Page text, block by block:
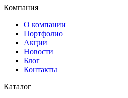
Компания
О компании
Портфолио
Акции
Новости
Блог
Контакты
Каталог